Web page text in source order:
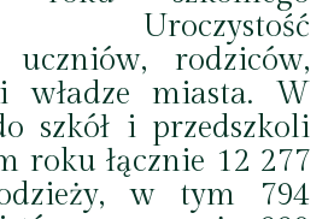
Uroczystość
uczniów, rodziców,
władze miasta. W
szkół i przedszkoli
roku łącznie 12 277
w tym 794